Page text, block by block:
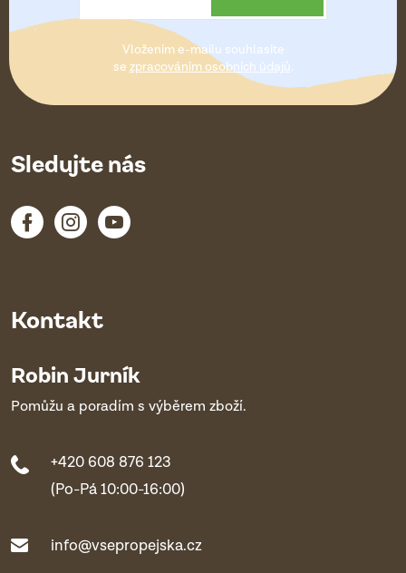
t
Vložením e-mailu souhlasíte
se zpracováním osobních údajů.
Kontakt
Robin Jurník
Pomůžu a poradím s výběrem zboží.
+420 608 876 123
(Po-Pá 10:00-16:00)
info@vsepropejska.cz
Sledujte nás